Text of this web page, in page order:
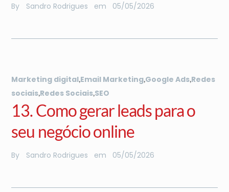
By Sandro Rodrigues em 05/05/2026
Marketing digital Email Marketing Google Ads Redes
sociais Redes Sociais SEO
13. Como gerar leads para o
seu negócio online
By Sandro Rodrigues em 05/05/2026